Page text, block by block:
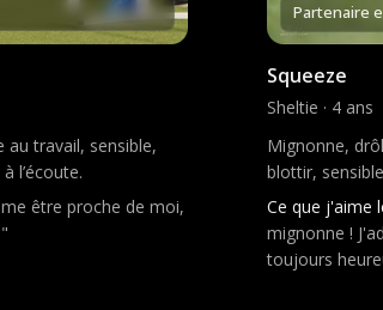
au travail, sensible,
l’écoute.
être proche de moi,
Partenaire
Squeeze
Sheltie · 4 ans
Mignonne,
blottir,
Ce que j'aime
mignonne !
toujours